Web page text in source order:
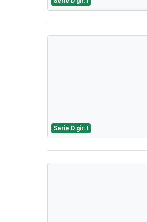
Serie D gir. I